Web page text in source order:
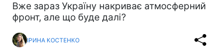
Вже зараз Україну накриває атмосферний
фронт, але що буде далі?
ІРИНА КОСТЕНКО